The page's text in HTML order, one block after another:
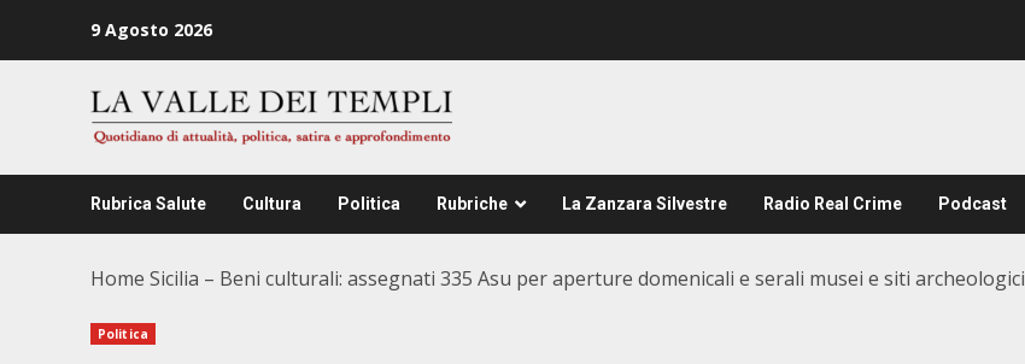
9 Agosto 2026
Rubrica Salute Cultura Politica Rubriche La Zanzara Silvestre Radio Real Crime Podcast
Home Sicilia – Beni culturali: assegnati 335 Asu per aperture domenicali e serali musei e siti archeologici
Politica